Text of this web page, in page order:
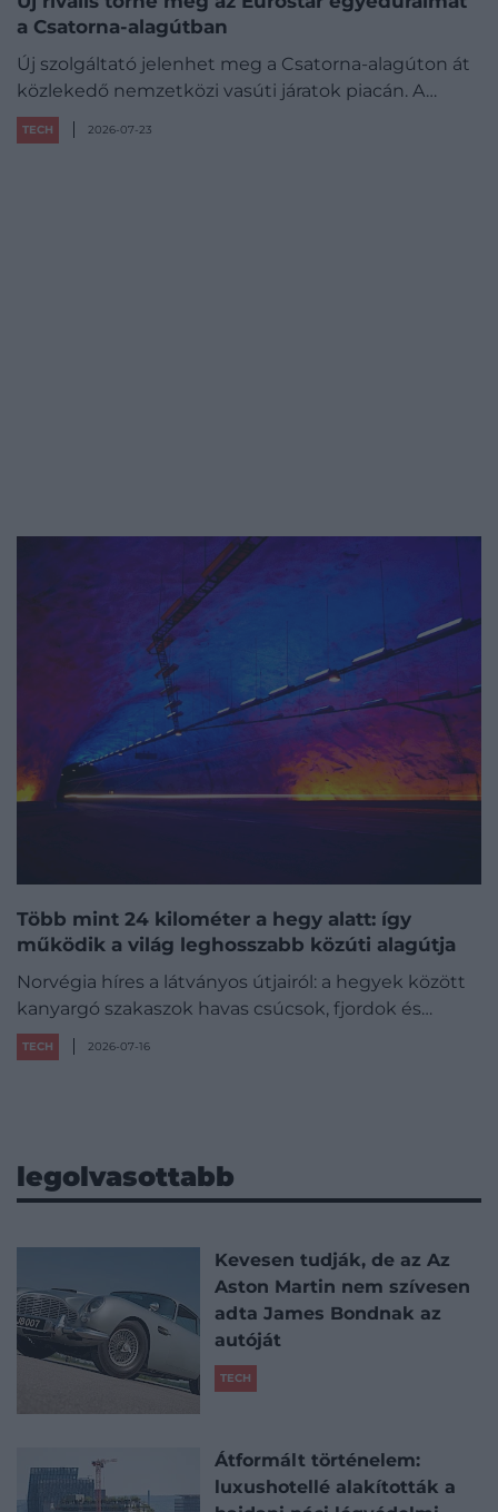
a Csatorna-alagútban
Új szolgáltató jelenhet meg a Csatorna-alagúton át
közlekedő nemzetközi vasúti járatok piacán. A…
TECH 2026-07-23
Több mint 24 kilométer a hegy alatt: így
működik a világ leghosszabb közúti alagútja
Norvégia híres a látványos útjairól: a hegyek között
kanyargó szakaszok havas csúcsok, fjordok és…
TECH 2026-07-16
legolvasottabb
Kevesen tudják, de az Az
Aston Martin nem szívesen
adta James Bondnak az
autóját
TECH
Átformált történelem:
luxushotellé alakították a